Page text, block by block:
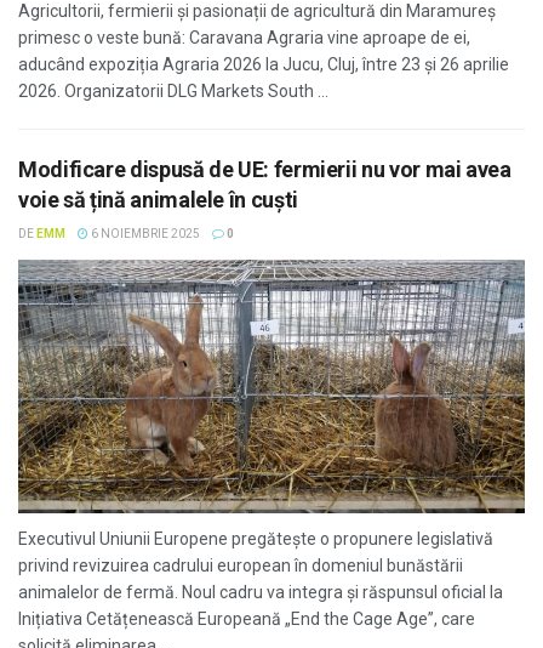
Agricultorii, fermierii și pasionații de agricultură din Maramureș
primesc o veste bună: Caravana Agraria vine aproape de ei,
aducând expoziția Agraria 2026 la Jucu, Cluj, între 23 și 26 aprilie
2026. Organizatorii DLG Markets South ...
Modificare dispusă de UE: fermierii nu vor mai avea
voie să țină animalele în cuști
DE EMM 6 NOIEMBRIE 2025 0
Executivul Uniunii Europene pregătește o propunere legislativă
privind revizuirea cadrului european în domeniul bunăstării
animalelor de fermă. Noul cadru va integra și răspunsul oficial la
Inițiativa Cetățenească Europeană „End the Cage Age”, care